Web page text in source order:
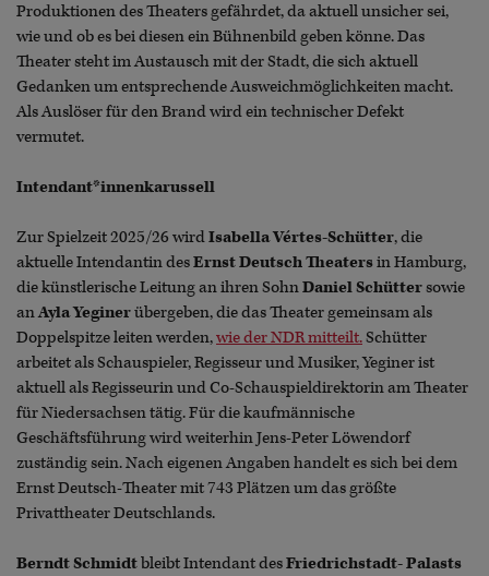
Produktionen des Theaters gefährdet, da aktuell unsicher sei,
wie und ob es bei diesen ein Bühnenbild geben könne. Das
Theater steht im Austausch mit der Stadt, die sich aktuell
Gedanken um entsprechende Ausweichmöglichkeiten macht.
Als Auslöser für den Brand wird ein technischer Defekt
vermutet.
Intendant*innenkarussell
Zur Spielzeit 2025/26 wirdIsabella Vértes-Schütter, die
aktuelle Intendantin desErnst Deutsch Theatersin Hamburg,
die künstlerische Leitung an ihren SohnDaniel Schüttersowie
anAyla Yeginerübergeben, die das Theater gemeinsam als
Doppelspitze leiten werden,wie der NDR mitteilt.Schütter
arbeitet als Schauspieler, Regisseur und Musiker, Yeginer ist
aktuell als Regisseurin und Co-Schauspieldirektorin am Theater
für Niedersachsen tätig. Für die kaufmännische
Geschäftsführung wird weiterhin Jens-Peter Löwendorf
zuständig sein. Nach eigenen Angaben handelt es sich bei dem
Ernst Deutsch-Theater mit 743 Plätzen um das größte
Privattheater Deutschlands.
Berndt Schmidtbleibt Intendant desFriedrichstadt- Palasts